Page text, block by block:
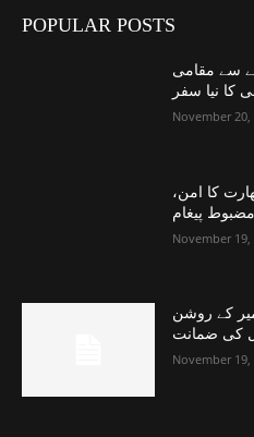
POPULAR POSTS
سے مقامی
کا نیا سفر
November 20,
کا امن،
پیغام
November 19,
کے روشن
کی ضمانت
November 19,